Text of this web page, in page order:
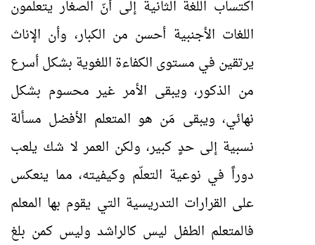
اكتساب اللغة الثانية إلى أنّ الصغار يتعلمون
اللغات الأجنبية أحسن من الكبار، وأن الإناث
يرتقين في مستوى الكفاءة اللغوية بشكل أسرع
من الذكور، ويبقى الأمر غير محسوم بشكل
نهائي، ويبقى مَن هو المتعلم الأفضل مسألة
نسبية إلى حدٍ كبير، ولكن العمر لا شك يلعب
دوراً في نوعية التعلّم وكيفيته، مما ينعكس
على القرارات التدريسية التي يقوم بها المعلم
فالمتعلم الطفل ليس كالراشد وليس كمن بلغ